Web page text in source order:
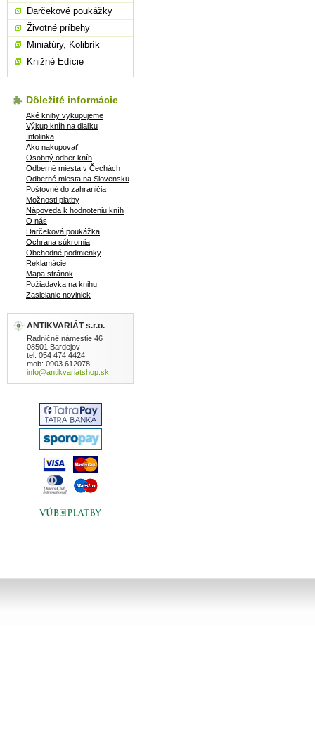
Darčekové poukážky
Životné príbehy
Miniatúry, Kolibrík
Knižné Edície
Dôležité informácie
Aké knihy vykupujeme
Výkup kníh na diaľku
Infolinka
Ako nakupovať
Osobný odber kníh
Odberné miesta v Čechách
Odberné miesta na Slovensku
Poštovné do zahraničia
Možnosti platby
Nápoveda k hodnoteniu kníh
O nás
Darčeková poukážka
Ochrana súkromia
Obchodné podmienky
Reklamácie
Mapa stránok
Požiadavka na knihu
Zasielanie noviniek
ANTIKVARIÁT s.r.o.
Radničné námestie 46
08501 Bardejov
tel: 054 474 4424
mob: 0903 612078
info@antikvariatshop.sk